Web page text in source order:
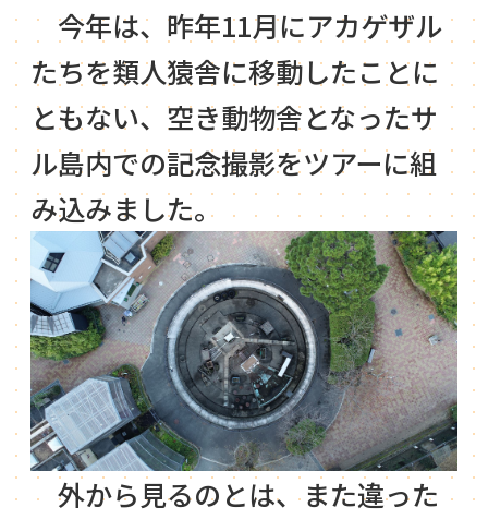
今年は、昨年11月にアカゲザル
たちを類人猿舎に移動したことに
ともない、空き動物舎となったサ
ル島内での記念撮影をツアーに組
み込みました。
外から見るのとは、また違った